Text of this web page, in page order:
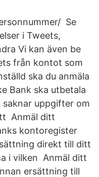
Se
i Tweets,
Vi kan även be
från kontot som
ska du anmäla
Bank ska utbetala
saknar uppgifter om
Anmäl ditt
kontoregister
direkt till ditt
i vilken Anmäl ditt
ersättning till